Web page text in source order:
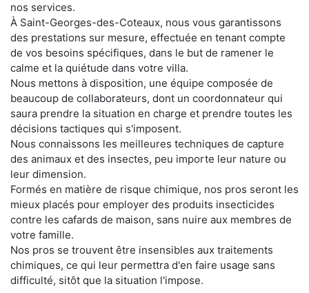
nos services.
À Saint-Georges-des-Coteaux, nous vous garantissons
des prestations sur mesure, effectuée en tenant compte
de vos besoins spécifiques, dans le but de ramener le
calme et la quiétude dans votre villa.
Nous mettons à disposition, une équipe composée de
beaucoup de collaborateurs, dont un coordonnateur qui
saura prendre la situation en charge et prendre toutes les
décisions tactiques qui s'imposent.
Nous connaissons les meilleures techniques de capture
des animaux et des insectes, peu importe leur nature ou
leur dimension.
Formés en matière de risque chimique, nos pros seront les
mieux placés pour employer des produits insecticides
contre les cafards de maison, sans nuire aux membres de
votre famille.
Nos pros se trouvent être insensibles aux traitements
chimiques, ce qui leur permettra d'en faire usage sans
difficulté, sitôt que la situation l'impose.